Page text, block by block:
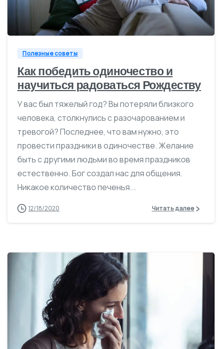
0
Полезные советы
Как победить одиночество и
научиться радоваться Рождеству
У вас был тяжелый год? Вы потеряли близкого
человека, столкнулись с разочарованием и
тревогой? Последнее, что вам нужно, это
провести праздники в одиночестве. Желание
быть с другими людьми во время праздников
естественно. Бог создал нас для общения.
Никакое количество печенья...
12/18/2020 Читать далее